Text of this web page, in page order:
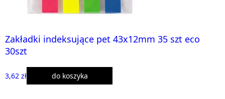
Zakładki indeksujące pet 43x12mm 35 szt eco
30szt
3,62 zł do koszyka